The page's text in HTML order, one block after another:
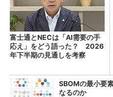
富士通とNECは「AI需要の手
応え」をどう語った？ 2026
年下半期の見通しを考察
SBOMの最小要
なるのか